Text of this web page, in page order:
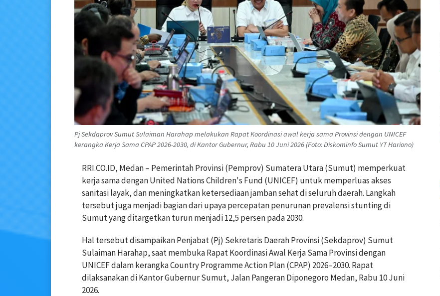
Pj Sekdaprov Sumut Sulaiman Harahap melakukan Rapat Koordinasi awal kerja sama Provinsi dengan UNICEF
kerangka Kerja Sama CPAP 2026-2030, di Kantor Gubernur, Rabu 10 Juni 2026 (Foto: Diskominfo Sumut YT Hariono)
RRI.CO.ID, Medan – Pemerintah Provinsi (Pemprov) Sumatera Utara (Sumut) memperkuat
kerja sama dengan United Nations Children's Fund (UNICEF) untuk memperluas akses
sanitasi layak, dan meningkatkan ketersediaan jamban sehat di seluruh daerah. Langkah
tersebut juga menjadi bagian dari upaya percepatan penurunan prevalensi stunting di
Sumut yang ditargetkan turun menjadi 12,5 persen pada 2030.
Hal tersebut disampaikan Penjabat (Pj) Sekretaris Daerah Provinsi (Sekdaprov) Sumut
Sulaiman Harahap, saat membuka Rapat Koordinasi Awal Kerja Sama Provinsi dengan
UNICEF dalam kerangka Country Programme Action Plan (CPAP) 2026–2030. Rapat
dilaksanakan di Kantor Gubernur Sumut, Jalan Pangeran Diponegoro Medan, Rabu 10 Juni
2026.